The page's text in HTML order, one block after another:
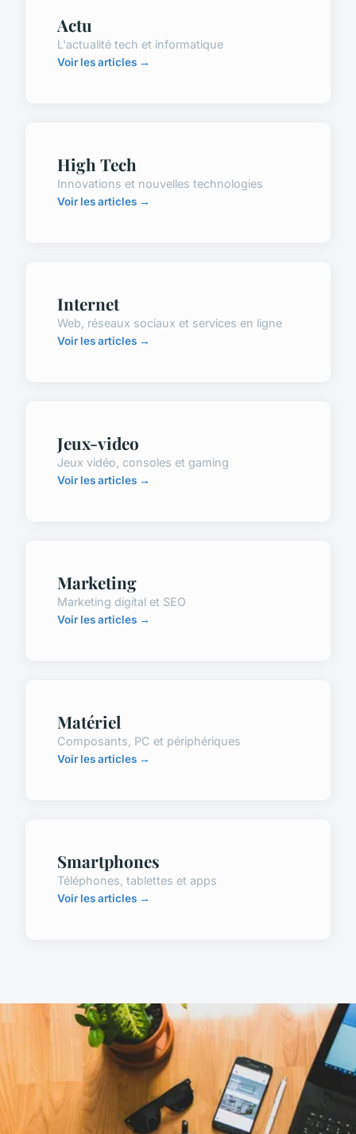
Actu
L'actualité tech et informatique
Voir les articles →
High Tech
Innovations et nouvelles technologies
Voir les articles →
Internet
Web, réseaux sociaux et services en ligne
Voir les articles →
Jeux-video
Jeux vidéo, consoles et gaming
Voir les articles →
Marketing
Marketing digital et SEO
Voir les articles →
Matériel
Composants, PC et périphériques
Voir les articles →
Smartphones
Téléphones, tablettes et apps
Voir les articles →